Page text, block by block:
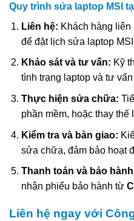
Quy trình sửa laptop MSI
Liên hệ: Khách hàng
để đặt lịch sửa laptop
Khảo sát và tư vấn: Kỹ
tình trạng laptop và tư
Thực hiện sửa chữa:
phần mềm, hoặc thay thế
Kiểm tra và bàn giao:
sửa chữa, đảm bảo hoạt
Thanh toán và bảo
nhận phiếu bảo hành từ
Liên hệ ngay với